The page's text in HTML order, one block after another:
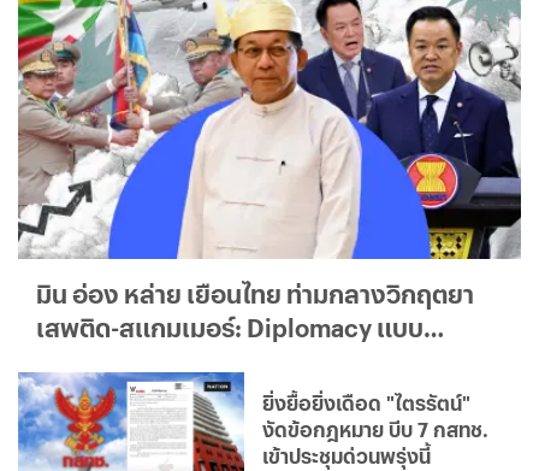
มิน อ่อง หล่าย เยือนไทย ท่ามกลางวิกฤตยา
เสพติด-สแกมเมอร์: Diplomacy แบบ
ยิ่งยื้อยิ่งเดือด "ไตรรัตน์"
งัดข้อกฎหมาย บีบ 7 กสทช.
เข้าประชุมด่วนพรุ่งนี้